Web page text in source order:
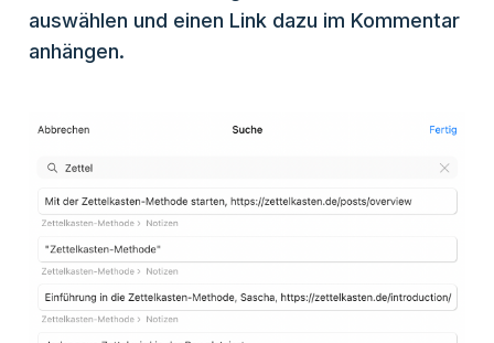
auswählen und einen Link dazu im Kommentar
anhängen.